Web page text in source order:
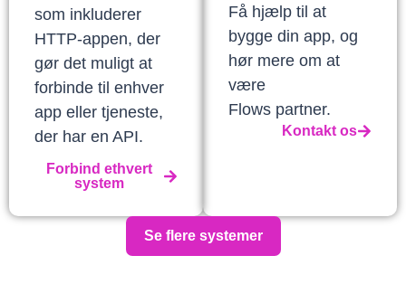
som inkluderer
HTTP-appen, der
gør det muligt at
forbinde til enhver
app eller tjeneste,
der har en API.
Forbind ethvert
system
Få hjælp til at
bygge din app, og
hør mere om at
være
Flows partner.
Kontakt os
Se flere systemer